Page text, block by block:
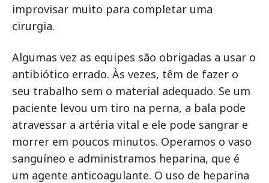
improvisar muito para completar uma
cirurgia.
Algumas vez as equipes são obrigadas a usar o
antibiótico errado. Às vezes, têm de fazer o
seu trabalho sem o material adequado. Se um
paciente levou um tiro na perna, a bala pode
atravessar a artéria vital e ele pode sangrar e
morrer em poucos minutos. Operamos o vaso
sanguíneo e administramos heparina, que é
um agente anticoagulante. O uso de heparina